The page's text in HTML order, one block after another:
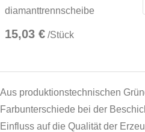
diamanttrennscheibe
15,03 € /Stück
Aus produktionstechnischen
Farbunterschiede bei der
Einfluss auf die Qualität der